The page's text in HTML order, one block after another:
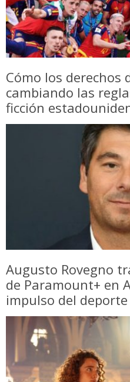
Cómo los derechos
cambiando las
ficción
Augusto Rovegno
de Paramount+ en
impulso del deporte